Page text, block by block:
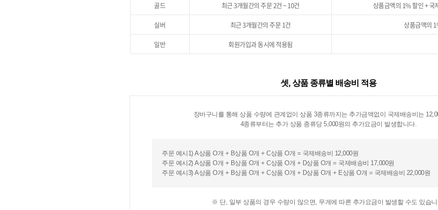
골드 최근 3개월간의 주문 2건 ~ 10건 상품금액의 1% 할인 + 국
실버 최근 3개월간의 주문 1건 상품금액의
일반 회원가입과 동시에 적용됨
셋, 상품 종류별 배송비 적용
장바구니를 통해 상품 수량에 관계없이 상품 3종류까지는 추가금액없이 국제배송비는
4종류부터는 추가 상품 종류당 5,000원의 추가요금이 발생합니다.
주문 예시1) A상품 O개 + B상품 O개 + C상품 O개 = 국제배송비 12,000원
주문 예시2) A상품 O개 + B상품 O개 + C상품 O개 + D상품 O개 = 국제배송비 17,000원
주문 예시3) A상품 O개 + B상품 O개 + C상품 O개 + D상품 O개 + E상품 O개 = 국제배송비 22,000원
※ 단, 일부 상품의 경우 수량이 많으면, 무게에 따른 추가요금이 발생할 수도 있습니